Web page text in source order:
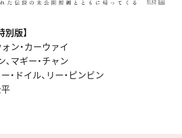
別版】
ォン・カーウァイ
、マギー・チャン
・ドイル、リー・ピンビン